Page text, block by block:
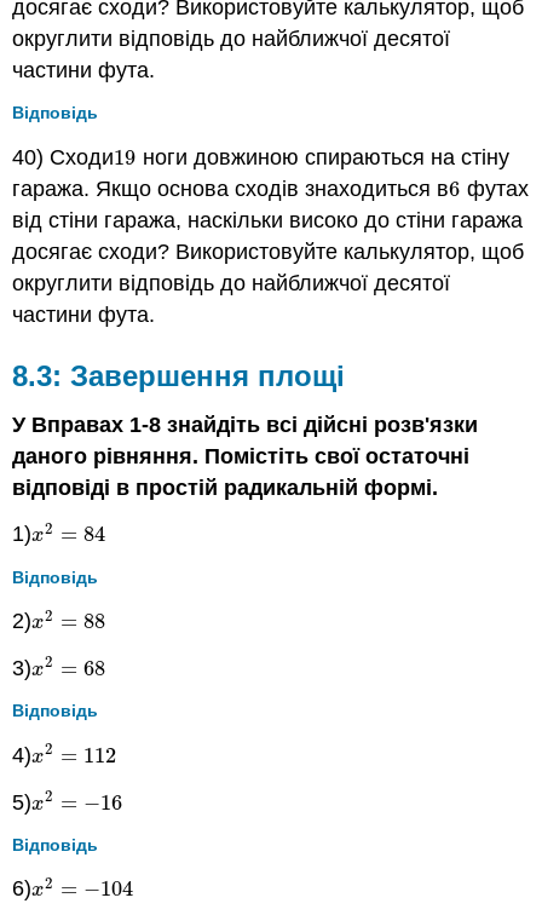
досягає сходи? Використовуйте калькулятор, щоб
округлити відповідь до найближчої десятої
частини фута.
Відповідь
40) Сходи19
19 ноги довжиною спираються на стіну
гаража. Якщо основа сходів знаходиться в6
6 футах
від стіни гаража, наскільки високо до стіни гаража
досягає сходи? Використовуйте калькулятор, щоб
округлити відповідь до найближчої десятої
частини фута.
8.3: Завершення площі
У Вправах 1-8 знайдіть всі дійсні розв'язки
даного рівняння. Помістіть свої остаточні
відповіді в простій радикальній формі.
1)x2 = 84
x2 =84
Відповідь
2)x2 = 88
x2 =88
3)x2 = 68
x2 =68
Відповідь
4)x2 = 112
x2 =112
5)x2 = −16
x2 =− 16
Відповідь
6)x2 = −104
x2 =− 104